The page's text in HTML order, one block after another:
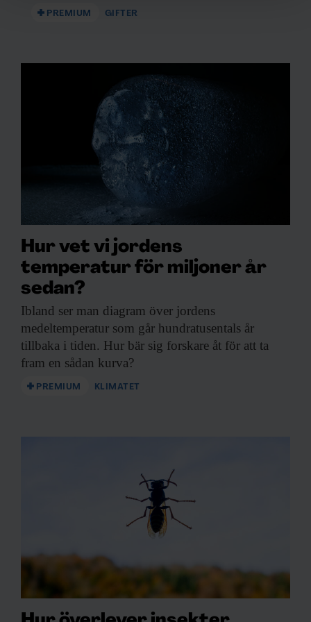
och annonserna till användarna, tillhandahålla funktioner
annons- och analysföretag som vi samarbetar med.
Dessa kan i sin tur kombinera informationen med annan
information som du har tillhandahållit eller som de har
samlat in när du har använt deras tjänster.
PREMIUM GIFTER
Hur vet vi jordens
temperatur för miljoner år
sedan?
Ibland ser man diagram över jordens
medeltemperatur som går hundratusentals år
tillbaka i tiden. Hur bär sig forskare åt för att ta
fram en sådan kurva?
PREMIUM KLIMATET